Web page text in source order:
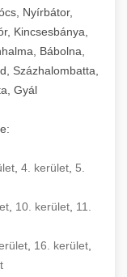
Nyírbátor,
Kincsesbánya,
Bábolna,
Százhalombatta,
Gyál
4. kerület 5.
, 10. kerület, 11.
16. kerület